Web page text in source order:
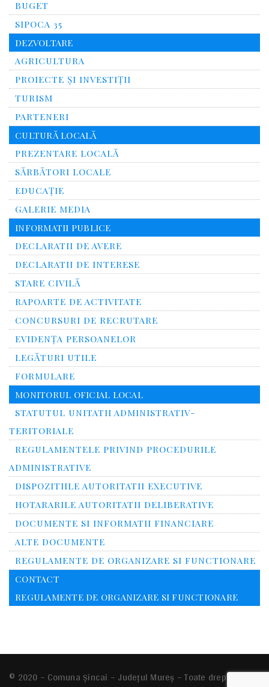
BUGET
SIPOCA 35
DEZVOLTARE
AGRICULTURA
PROIECTE ȘI INVESTIȚII
TURISM
PARTENERI
CULTURĂ LOCALĂ
PREZENTARE LOCALĂ
SĂRBĂTORI LOCALE
EDUCAȚIE
GALERIE MEDIA
INFORMATII PUBLICE
DECLARATII DE AVERE
DECLARATII DE INTERESE
STARE CIVILĂ
RAPOARTE DE ACTIVITATE
CONCURSURI DE RECRUTARE
EVIDENȚA PERSOANELOR
LEGĂTURI UTILE
FORMULARE
MONITORUL OFICIAL LOCAL
STATUTUL UNITATII ADMINISTRATIV-
TERITORIALE
REGULAMENTELE PRIVIND PROCEDURILE
ADMINISTRATIVE
DISPOZITIILE AUTORITATII EXECUTIVE
HOTARARILE AUTORITATII DELIBERATIVE
DOCUMENTE SI INFORMATII FINANCIARE
ALTE DOCUMENTE
REGULAMENTE DE ORGANIZARE SI FUNCTIONARE
CONTACT
REGULAMENTE DE ORGANIZARE SI FUNCTIONARE
© 2020 – Comuna Şincai – Județul Mureș – Toate drepturile